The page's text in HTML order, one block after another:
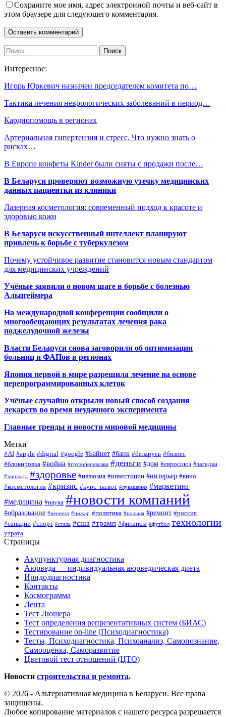
Сохраните мое имя, адрес электронной почты и веб-сайт в
этом браузере для следующего комментария.
Интересное:
Игорь Юркевич назначен председателем комитета по…
Тактика лечения неврологических заболеваний в период…
Кардиопомощь в регионах
Артериальная гипертензия и стресс. Что нужно знать о
рисках…
В Европе конфеты Kinder были сняты с продажи после…
В Беларуси проверяют возможную утечку медицинских
данных пациентки из клиники
Лазерная косметология: современный подход к красоте и
здоровью кожи
В Беларуси искусственный интеллект планируют
привлечь к борьбе с туберкулезом
Почему устойчивое развитие становится новым стандартом
для медицинских учреждений
Учёные заявили о новом шаге в борьбе с болезнью
Альцгеймера
На международной конференции сообщили о
многообещающих результатах лечения рака
поджелудочной железы
Власти Беларуси снова заговорили об оптимизации
больниц и ФАПов в регионах
Япония первой в мире разрешила лечение на основе
перепрограммированных клеток
Учёные случайно открыли новый способ создания
лекарств во время неудачного эксперимента
Главные тренды и новости мировой медицины
Метки
#AI #apple #digital #google #Байнет #банк #беларусь #бизнес
#блокировка #война #грузоперевозки #деньги #дом #евросоюз #загадка
#зарплата #здоровье #иллюзия #инвестиции #интерьер #кино
#косметология #кризис #курс_валют #лукашенко #маркетинг
#медицина #наука #новости компаний
#образование #переезд #пожар #политика #польша #ремонт #россия
#санкции #спорт #сталь #сша #трамп #финансы #футбол технологии
утрата
Страницы
Акупунктурная диагностика
Аюрведа — индивидуальная аюрведическая диета
Иридодиагностика
Контакты
Космограмма
Лента
Тест Люшера
Тест определения репрезентативных систем (БИАС)
Тестирование on-line (Психодиагностика)
Тесты, Психодиагностика, Психоанализ, Самопознание,
Самооценка, Саморазвитие
Цветовой тест отношений (ЦТО)
Новости строительства и ремонта.
© 2026 - Альтернативная медицина в Беларуси. Все права
защищены.
Любое копирование материалов с нашего ресурса разрешается